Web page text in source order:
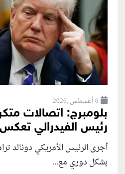
6 أغسطس ,2026
بلومبرج: اتصالات
رئيس الفيدرالي
أجرى الرئيس الأمريكي دونالد
بشكل دوري مع...